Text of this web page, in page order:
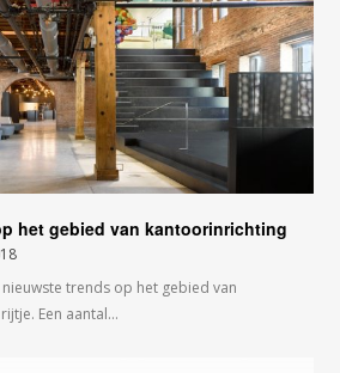
het gebied van kantoorinrichting
trends op het gebied van
Een aantal…